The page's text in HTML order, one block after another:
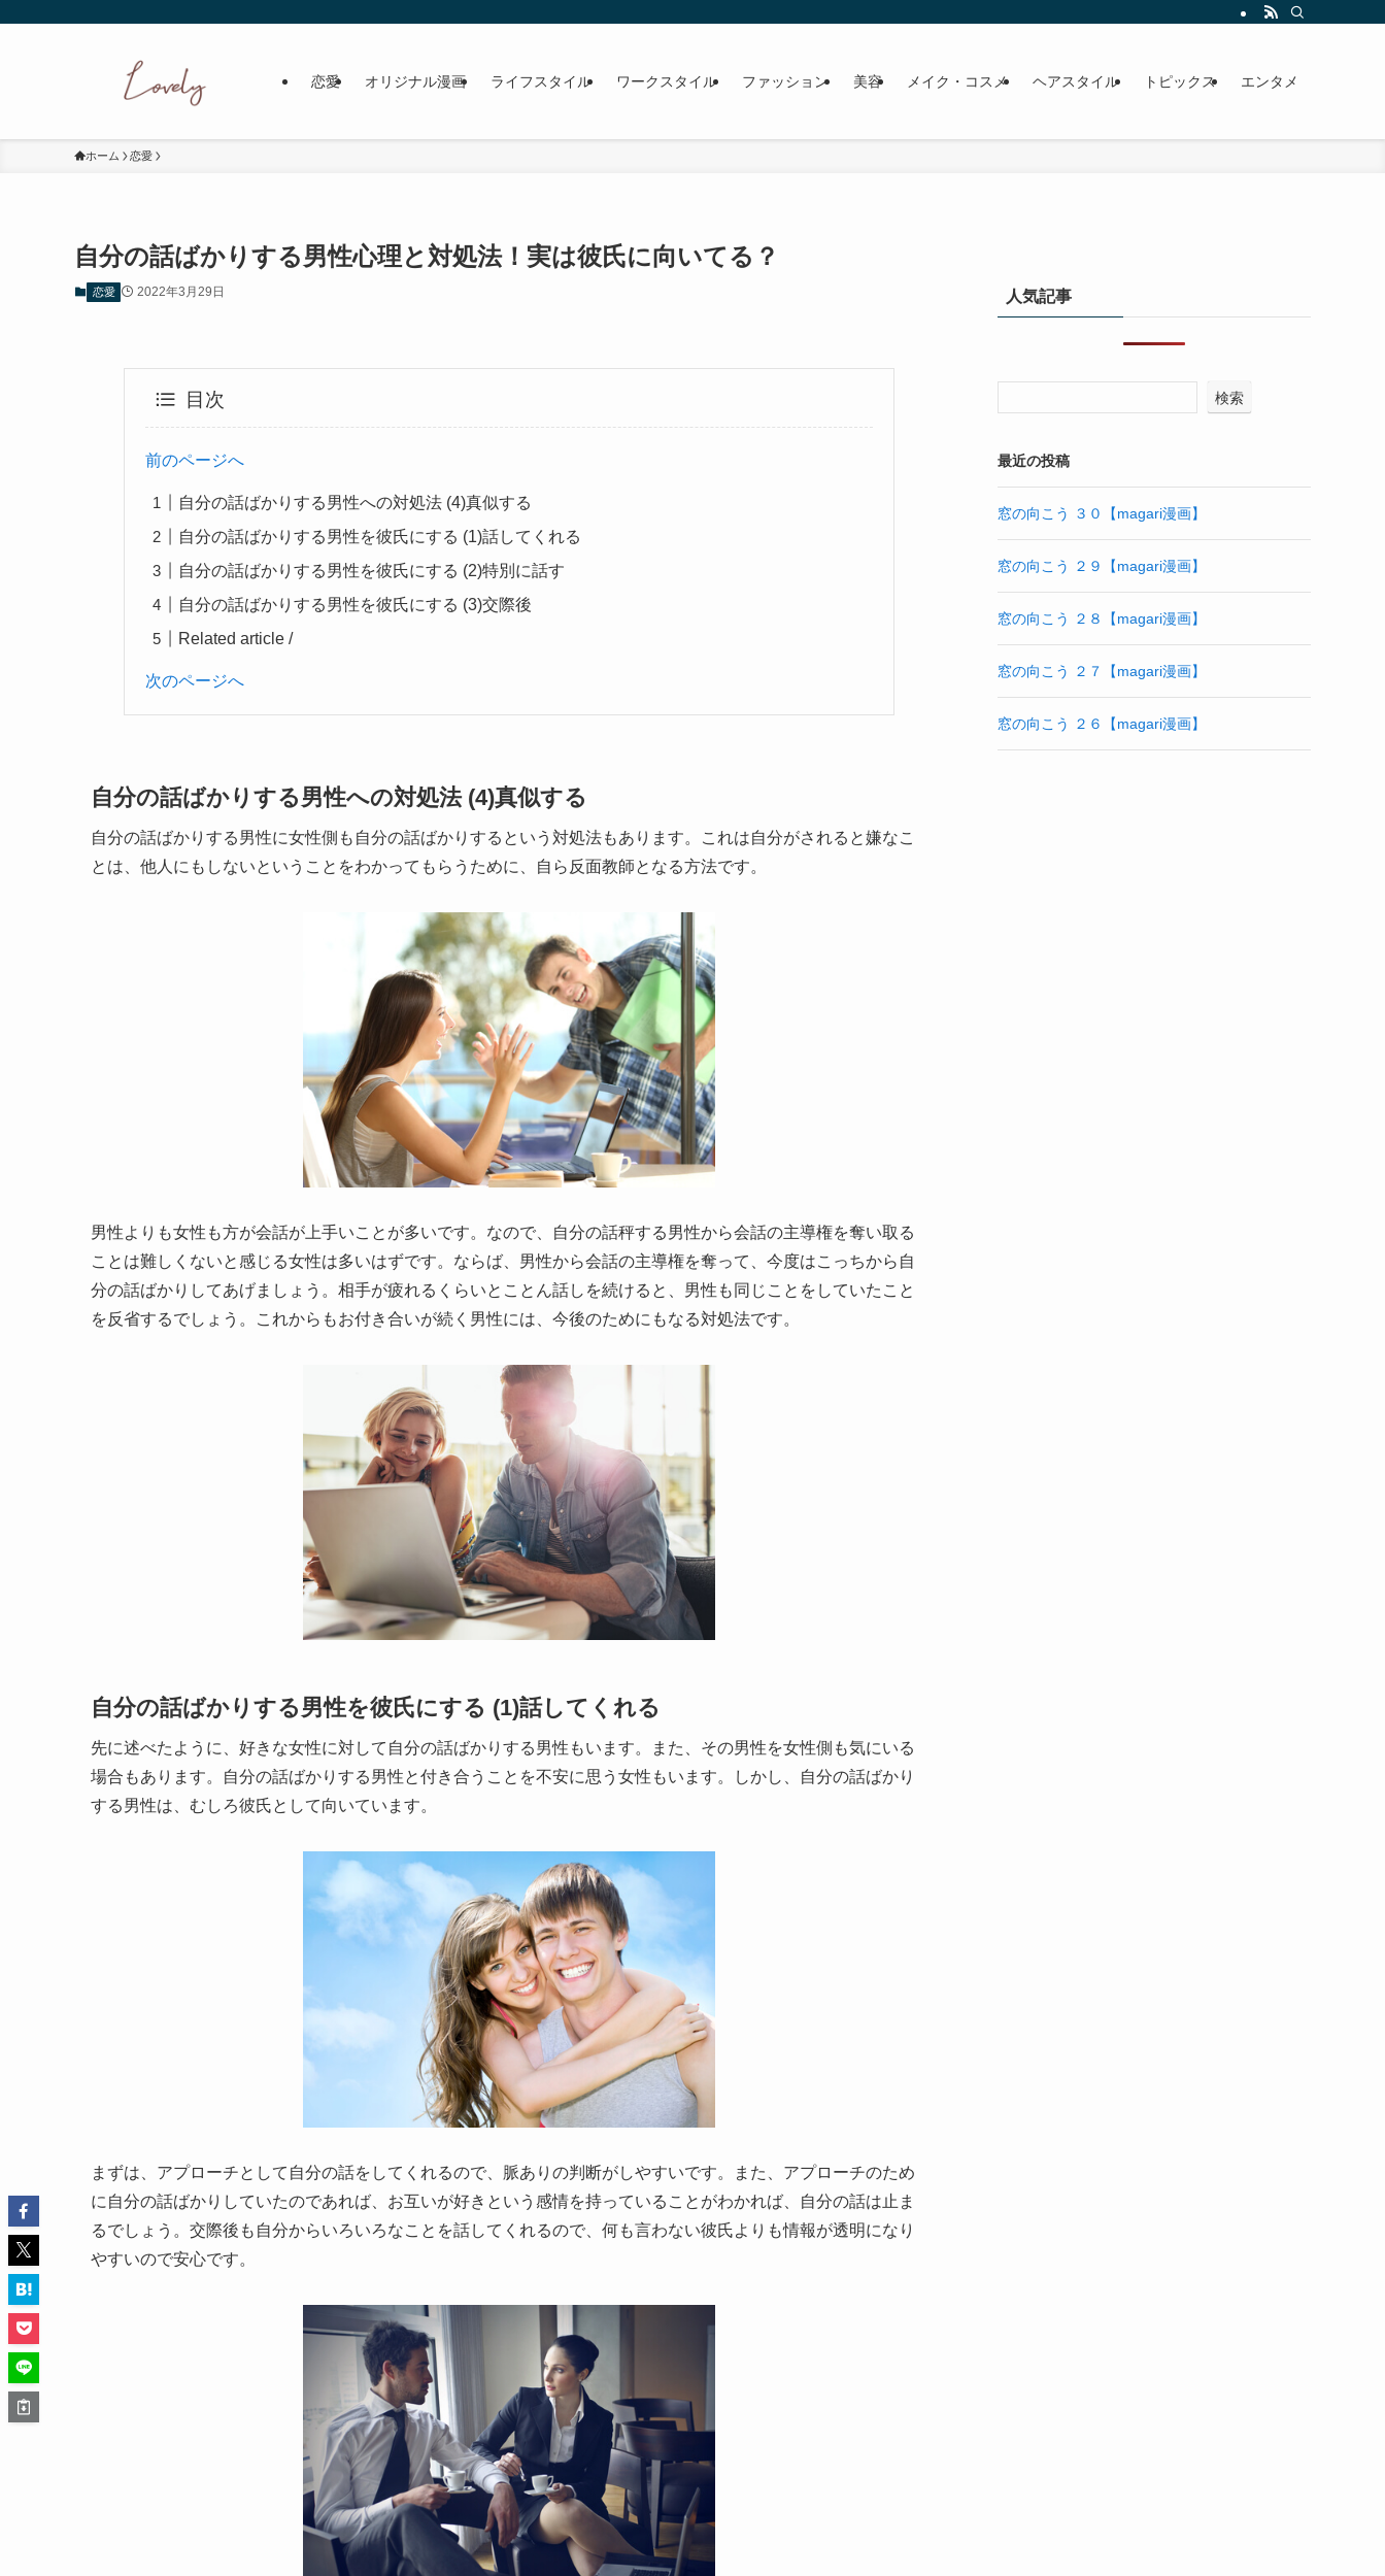
恋愛 オリジナル漫画 ライフスタイル ワークスタイル ファッション 美容 メイク・コスメ ヘアスタイル トピックス エンタメ
ホーム 恋愛
自分の話ばかりする男性心理と対処法！実は彼氏に向いてる？
恋愛 2022年3月29日
目次
前のページへ
自分の話ばかりする男性への対処法 (4)真似する
自分の話ばかりする男性を彼氏にする (1)話してくれる
自分の話ばかりする男性を彼氏にする (2)特別に話す
自分の話ばかりする男性を彼氏にする (3)交際後
Related article /
次のページへ
自分の話ばかりする男性への対処法 (4)真似する
自分の話ばかりする男性に女性側も自分の話ばかりするという対処法もあります。これは自分がされると嫌なこ
とは、他人にもしないということをわかってもらうために、自ら反面教師となる方法です。
男性よりも女性も方が会話が上手いことが多いです。なので、自分の話秤する男性から会話の主導権を奪い取る
ことは難しくないと感じる女性は多いはずです。ならば、男性から会話の主導権を奪って、今度はこっちから自
分の話ばかりしてあげましょう。相手が疲れるくらいとことん話しを続けると、男性も同じことをしていたこと
を反省するでしょう。これからもお付き合いが続く男性には、今後のためにもなる対処法です。
自分の話ばかりする男性を彼氏にする (1)話してくれる
先に述べたように、好きな女性に対して自分の話ばかりする男性もいます。また、その男性を女性側も気にいる
場合もあります。自分の話ばかりする男性と付き合うことを不安に思う女性もいます。しかし、自分の話ばかり
する男性は、むしろ彼氏として向いています。
まずは、アプローチとして自分の話をしてくれるので、脈ありの判断がしやすいです。また、アプローチのため
に自分の話ばかりしていたのであれば、お互いが好きという感情を持っていることがわかれば、自分の話は止ま
るでしょう。交際後も自分からいろいろなことを話してくれるので、何も言わない彼氏よりも情報が透明になり
やすいので安心です。
人気記事
検索
最近の投稿
窓の向こう ３０【magari漫画】
窓の向こう ２９【magari漫画】
窓の向こう ２８【magari漫画】
窓の向こう ２７【magari漫画】
窓の向こう ２６【magari漫画】